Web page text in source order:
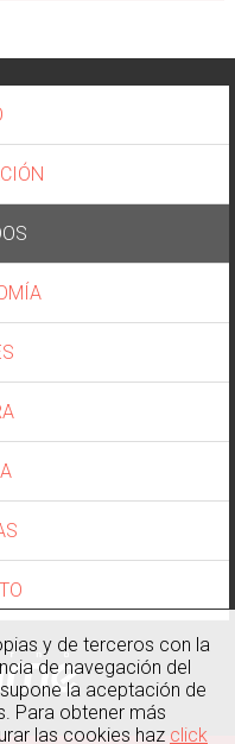
y de terceros con la
de navegación del
la aceptación de
Para obtener más
las cookies haz click